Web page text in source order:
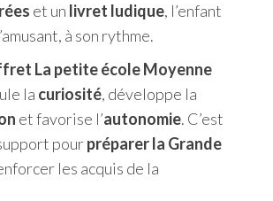
et un livret ludique, l’enfant
à son rythme.
La petite école Moyenne
la curiosité, développe la
et favorise l’autonomie. C’est
pourpréparer la Grande
les acquis de la